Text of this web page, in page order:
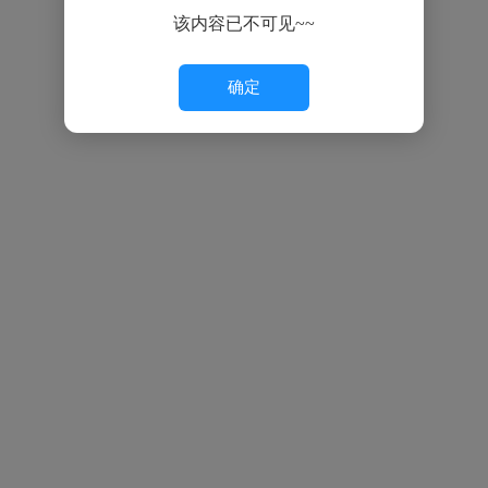
该内容已不可见~~
确定